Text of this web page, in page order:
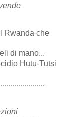
Rwanda che
di mano...
Hutu-Tutsi